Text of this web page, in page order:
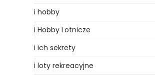
i hobby
i Hobby Lotnicze
i ich sekrety
i loty rekreacyjne